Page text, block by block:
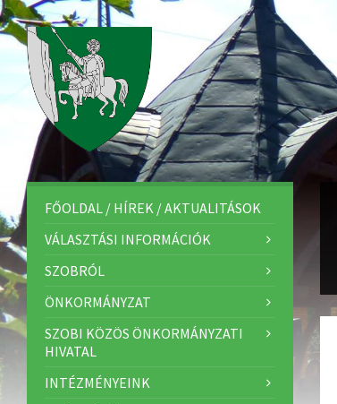
FŐOLDAL / HÍREK / AKTUALITÁSOK
VÁLASZTÁSI INFORMÁCIÓK
SZOBRÓL
ÖNKORMÁNYZAT
SZOBI KÖZÖS ÖNKORMÁNYZATI
HIVATAL
INTÉZMÉNYEINK